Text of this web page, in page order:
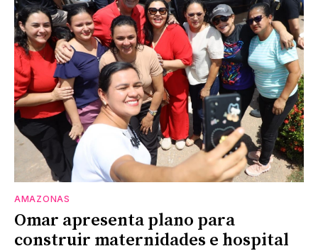
AMAZONAS
Omar apresenta plano para
construir maternidades e hospital